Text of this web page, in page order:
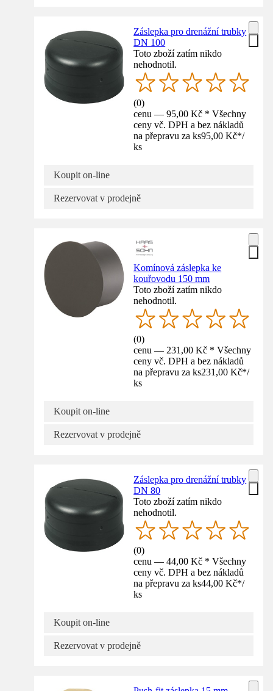
Záslepka pro drenážní trubky
DN 100
Toto zboží zatím nikdo
nehodnotil.
(0)
cenu — 95,00 Kč * Všechny
ceny vč. DPH a bez nákladů
na přepravu za ks95,00 Kč*/
ks
Koupit on-line
Rezervovat v prodejně
Komínová záslepka ke
kouřovodu 150 mm
Toto zboží zatím nikdo
nehodnotil.
(0)
cenu — 231,00 Kč * Všechny
ceny vč. DPH a bez nákladů
na přepravu za ks231,00 Kč*/
ks
Koupit on-line
Rezervovat v prodejně
Záslepka pro drenážní trubky
DN 80
Toto zboží zatím nikdo
nehodnotil.
(0)
cenu — 44,00 Kč * Všechny
ceny vč. DPH a bez nákladů
na přepravu za ks44,00 Kč*/
ks
Koupit on-line
Rezervovat v prodejně